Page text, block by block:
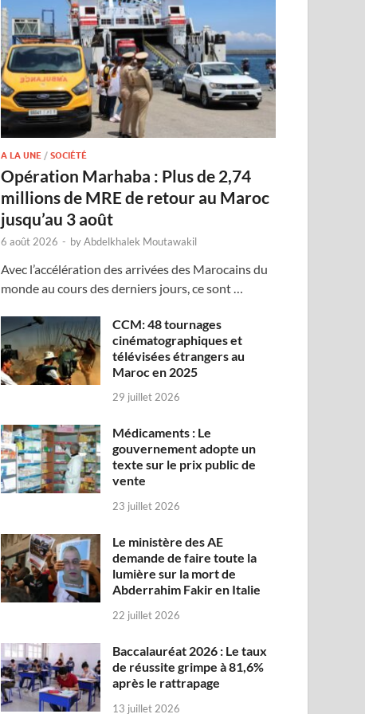
A LA UNE /SOCIÉTÉ
Opération Marhaba : Plus de 2,74
millions de MRE de retour au Maroc
jusqu’au 3 août
6 août 2026 - byAbdelkhalek Moutawakil
Avec l’accélération des arrivées des Marocains du
monde au cours des derniers jours, ce sont …
CCM: 48 tournages
cinématographiques et
télévisées étrangers au
Maroc en 2025
29 juillet 2026
Médicaments : Le
gouvernement adopte un
texte sur le prix public de
vente
23 juillet 2026
Le ministère des AE
demande de faire toute la
lumière sur la mort de
Abderrahim Fakir en Italie
22 juillet 2026
Baccalauréat 2026 : Le taux
de réussite grimpe à 81,6%
après le rattrapage
13 juillet 2026